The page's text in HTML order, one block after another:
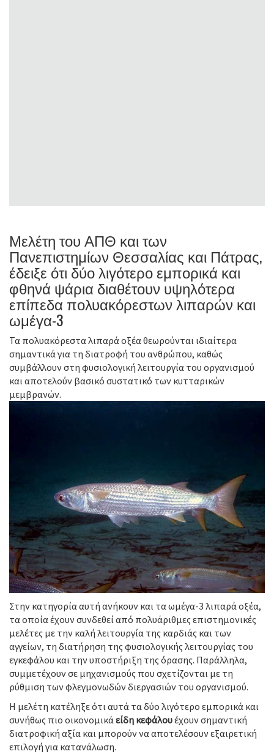
Μελέτη του ΑΠΘ και των
Πανεπιστημίων Θεσσαλίας και Πάτρας,
έδειξε ότι δύο λιγότερο εμπορικά και
φθηνά ψάρια διαθέτουν υψηλότερα
επίπεδα πολυακόρεστων λιπαρών και
ωμέγα-3
Τα πολυακόρεστα λιπαρά οξέα θεωρούνται ιδιαίτερα
σημαντικά για τη διατροφή του ανθρώπου, καθώς
συμβάλλουν στη φυσιολογική λειτουργία του οργανισμού
και αποτελούν βασικό συστατικό των κυτταρικών
μεμβρανών.
Στην κατηγορία αυτή ανήκουν και τα ωμέγα-3 λιπαρά οξέα,
τα οποία έχουν συνδεθεί από πολυάριθμες επιστημονικές
μελέτες με την καλή λειτουργία της καρδιάς και των
αγγείων, τη διατήρηση της φυσιολογικής λειτουργίας του
εγκεφάλου και την υποστήριξη της όρασης. Παράλληλα,
συμμετέχουν σε μηχανισμούς που σχετίζονται με τη
ρύθμιση των φλεγμονωδών διεργασιών του οργανισμού.
Η μελέτη κατέληξε ότι αυτά τα δύο λιγότερο εμπορικά και
συνήθως πιο οικονομικά είδη κεφάλουέχουν σημαντική
διατροφική αξία και μπορούν να αποτελέσουν εξαιρετική
επιλογή για κατανάλωση.